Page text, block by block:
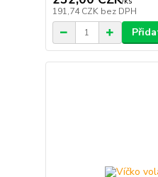
191,74 CZK bez DPH